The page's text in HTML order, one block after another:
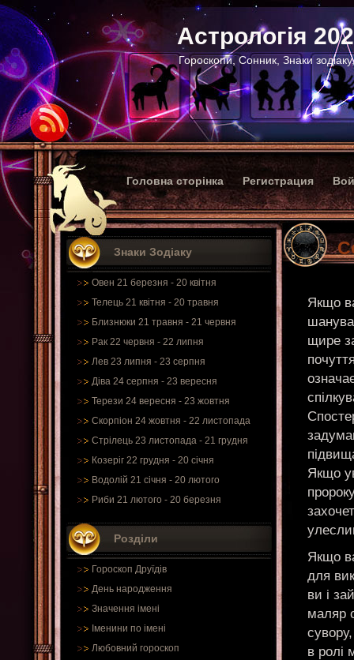
Астрологія
Гороскопи, Сонник, Знаки
Головна сторінка Регистрация
Знаки Зодіаку
Овен 21 березня - 20 квітня
Телець 21 квітня - 20 травня
Близнюки 21 травня - 21 червня
Рак 22 червня - 22 липня
Лев 23 липня - 23 серпня
Діва 24 серпня - 23 вересня
Терези 24 вересня - 23 жовтня
Скорпіон 24 жовтня - 22 листопада
Стрілець 23 листопада - 21 грудня
Козеріг 22 грудня - 20 січня
Водолій 21 січня - 20 лютого
Риби 21 лютого - 20 березня
Розділи
Гороскоп Друїдів
День народження
Значення імені
Іменини по імені
Любовний гороскоп
Якщо
щире
Якщо
Якщо
для
ви і
маляр
в ролі